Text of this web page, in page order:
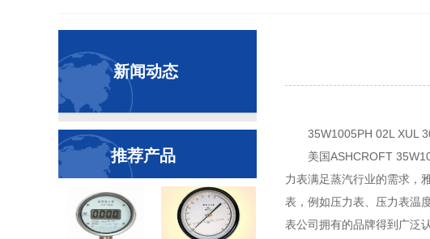
新闻动态
推荐产品
35W1005PH 02L XUL
美国ASHCROFT
力表满足蒸汽行业的需求，
表，例如压力表、压力表温
表公司拥有的品牌得到广泛